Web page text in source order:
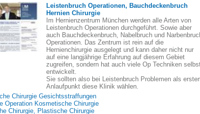
Leistenbruch Operationen, Bauchdeckenbruch
Hernien Chirurgie
Im Hernienzentrum München werden alle Arten von
Leistenbruch Operationen durchgeführt. Sowie aber
auch Bauchdeckenbruch, Nabelbruch und
Operationen. Das Zentrum ist rein auf die
Hernienchirurgie ausgelegt und kann daher nicht nur
auf eine langjährige Erfahrung auf diesem Gebiet
zugreifen, sondern hat auch viele Op Techniken
entwickelt.
Sie sollten also bei Leistenbruch Problemen als
Anlaufpunkt diese Klinik wählen.
Chirurgie Gesichtsstraffungen
Operation Kosmetische Chirurgie
Chirurgie, Plastische Chirurgie